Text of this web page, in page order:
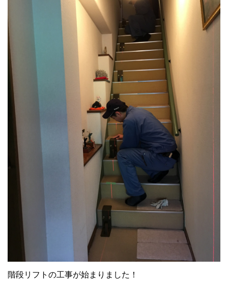
階段リフトの工事が始まりました！